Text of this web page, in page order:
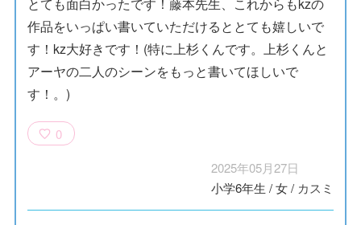
とても面白かったです！藤本先生、これからもkzの
作品をいっぱい書いていただけるととても嬉しいで
す！kz大好きです！(特に上杉くんです。上杉くんと
アーヤの二人のシーンをもっと書いてほしいで
す！。)
0
2025年05月27日
小学6年生 /女/ カスミ